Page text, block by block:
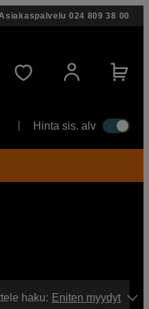
024 809 38 00
Hinta sis. alv
haku: Eniten myydyt